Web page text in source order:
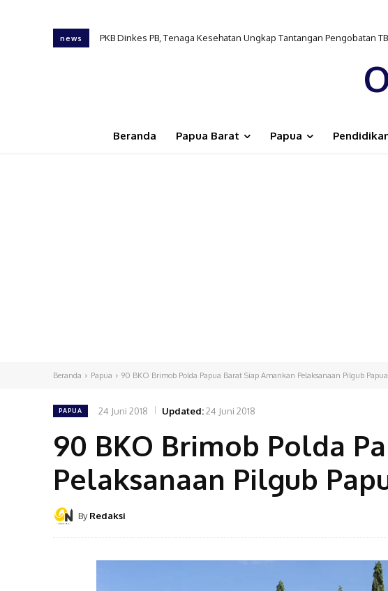
news PKB Dinkes PB, Tenaga Kesehatan Ungkap Tantangan Pengobatan
Beranda Papua Barat Papua
Beranda Papua 90 BKO Brimob Polda Papua Barat Siap Amankan Pelaksanaan Pilgub
PAPUA 24 Juni 2018 Updated:24 Juni 2018
90 BKO Brimob Polda
Pelaksanaan Pilgub
By Redaksi